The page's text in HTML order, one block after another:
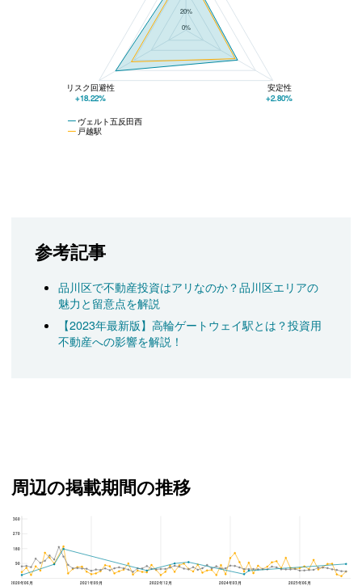
20%
0%
ヴェルト五反田西
戸越駅
リスク回避性
+18.22%
安定性
+2.80%
参考記事
品川区で不動産投資はアリなのか？品川区エリアの
魅力と留意点を解説
【2023年最新版】高輪ゲートウェイ駅とは？投資用
不動産への影響を解説！
周辺の掲載期間の推移
2020年06月 2021年09月 2022年12月 2024年03月 2025年06月
360
270
180
90